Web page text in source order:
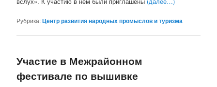
Рубрика:Центр развития народных промыслов и туризма
Участие в Межрайонном
фестивале по вышивке